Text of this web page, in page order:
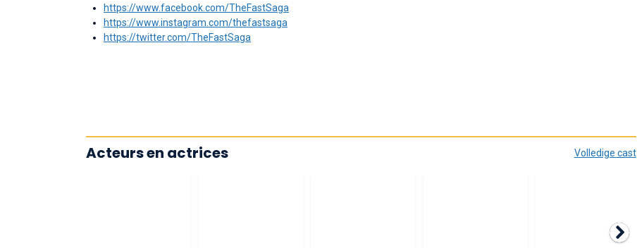
https://www.facebook.com/TheFastSaga
https://www.instagram.com/thefastsaga
https://twitter.com/TheFastSaga
Volledige cast
Acteurs en actrices